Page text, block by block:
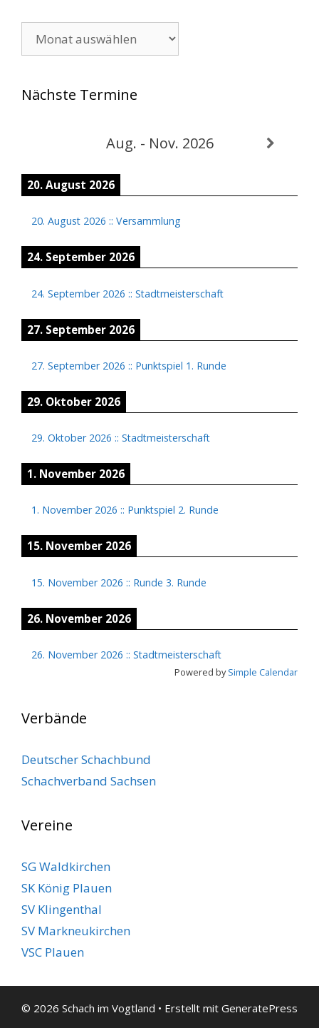
Nächste Termine
Aug. - Nov. 2026
20. August 2026
20. August 2026 :: Versammlung
24. September 2026
24. September 2026 :: Stadtmeisterschaft
27. September 2026
27. September 2026 :: Punktspiel 1. Runde
29. Oktober 2026
29. Oktober 2026 :: Stadtmeisterschaft
1. November 2026
1. November 2026 :: Punktspiel 2. Runde
15. November 2026
15. November 2026 :: Runde 3. Runde
26. November 2026
26. November 2026 :: Stadtmeisterschaft
Powered bySimple Calendar
Verbände
Deutscher Schachbund
Schachverband Sachsen
Vereine
SG Waldkirchen
SK König Plauen
SV Klingenthal
SV Markneukirchen
VSC Plauen
© 2026 Schach im Vogtland • Erstellt mit GeneratePress